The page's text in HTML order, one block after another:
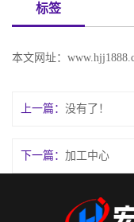
标签
本文网址：
上一篇： 没有了！
下一篇： 加工中心